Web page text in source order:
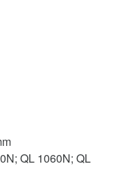
QL 1060N; QL